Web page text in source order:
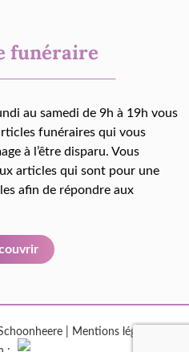
funéraire
au samedi de 9h à 19h vous
funéraires qui vous
à l’être disparu. Vous
articles qui sont pour une
afin de répondre aux
| Mentions légales